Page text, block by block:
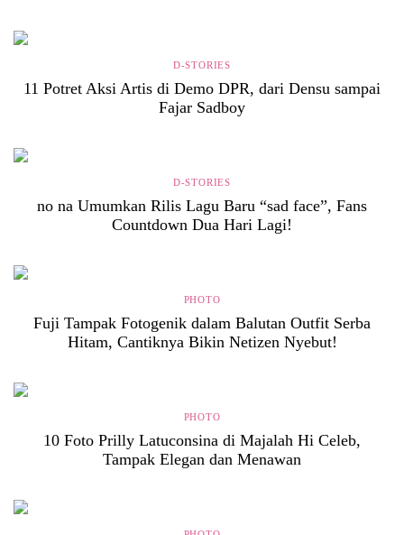
D-STORIES
11 Potret Aksi Artis di Demo DPR, dari Densu sampai
Fajar Sadboy
D-STORIES
no na Umumkan Rilis Lagu Baru “sad face”, Fans
Countdown Dua Hari Lagi!
PHOTO
Fuji Tampak Fotogenik dalam Balutan Outfit Serba
Hitam, Cantiknya Bikin Netizen Nyebut!
PHOTO
10 Foto Prilly Latuconsina di Majalah Hi Celeb,
Tampak Elegan dan Menawan